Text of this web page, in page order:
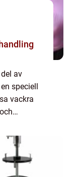
av
speciell
vackra
vi att